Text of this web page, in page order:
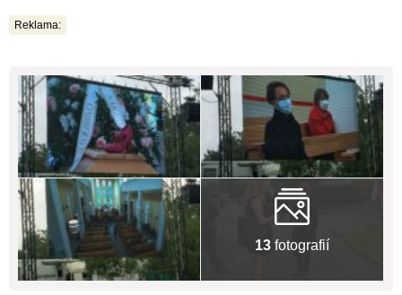
Reklama:
13 fotografií